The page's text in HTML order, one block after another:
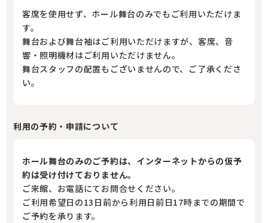
客席を使用せず、ホール舞台のみでもご利用いただけま
す。
舞台および舞台袖はご利用いただけますが、客席、音
響・照明機材はご利用いただけません。
舞台スタッフの配置もございませんので、ご了承くださ
い。
利用の予約・申請について
ホール舞台のみのご予約は、インターネットからの仮予
約は受け付けておりません。
ご来館、お電話にてお問合せください。
ご利用希望日の13日前から利用日前日17時までの期間で
ご予約を承ります。